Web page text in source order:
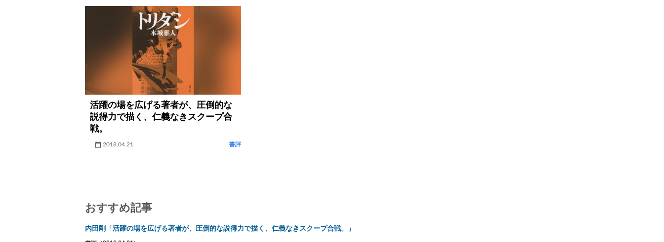
活躍の場を広げる著者が、圧倒的な
説得力で描く、仁義なきスクープ合
戦。
2018.04.21 書評
おすすめ記事
内田剛「活躍の場を広げる著者が、圧倒的な説得力で描く、仁義なきスクープ合戦。」